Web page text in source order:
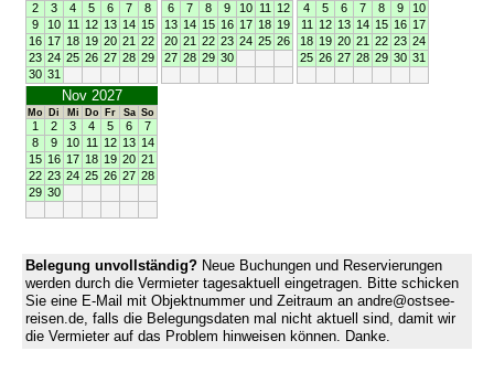
2
3 4 5 6 7
8
9
10 11 12 13 14 15
16 17 18 19 20 21
22
23 24 25 26 27 28 29
30 31
6
7 8 9 10 11
12
13 14 15 16 17 18 19
20 21 22 23 24 25 26
27 28 29 30
4
5 6 7 8 9
10
11
12 13 14 15 16 17
18 19 20 21 22 23 24
25 26 27 28 29 30 31
Nov 2027
Mo Di Mi Do Fr Sa So
1 2 3 4 5 6
7
8
9 10 11 12 13 14
15 16 17 18 19 20 21
22 23 24 25 26 27 28
29 30
Belegung unvollständig? Neue Buchungen und Reservierungen
werden durch die Vermieter tagesaktuell eingetragen. Bitte schicken
Sie eine E-Mail mit Objektnummer und Zeitraum an andre@ostsee-
reisen.de, falls die Belegungsdaten mal nicht aktuell sind, damit wir
die Vermieter auf das Problem hinweisen können. Danke.